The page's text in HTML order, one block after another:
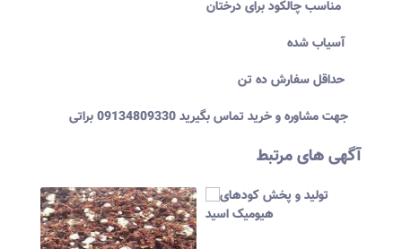
آسیاب شده
جهت مشاوره و خرید تماس بگیرید 09134809330 براتی
آگهی های مرتبط